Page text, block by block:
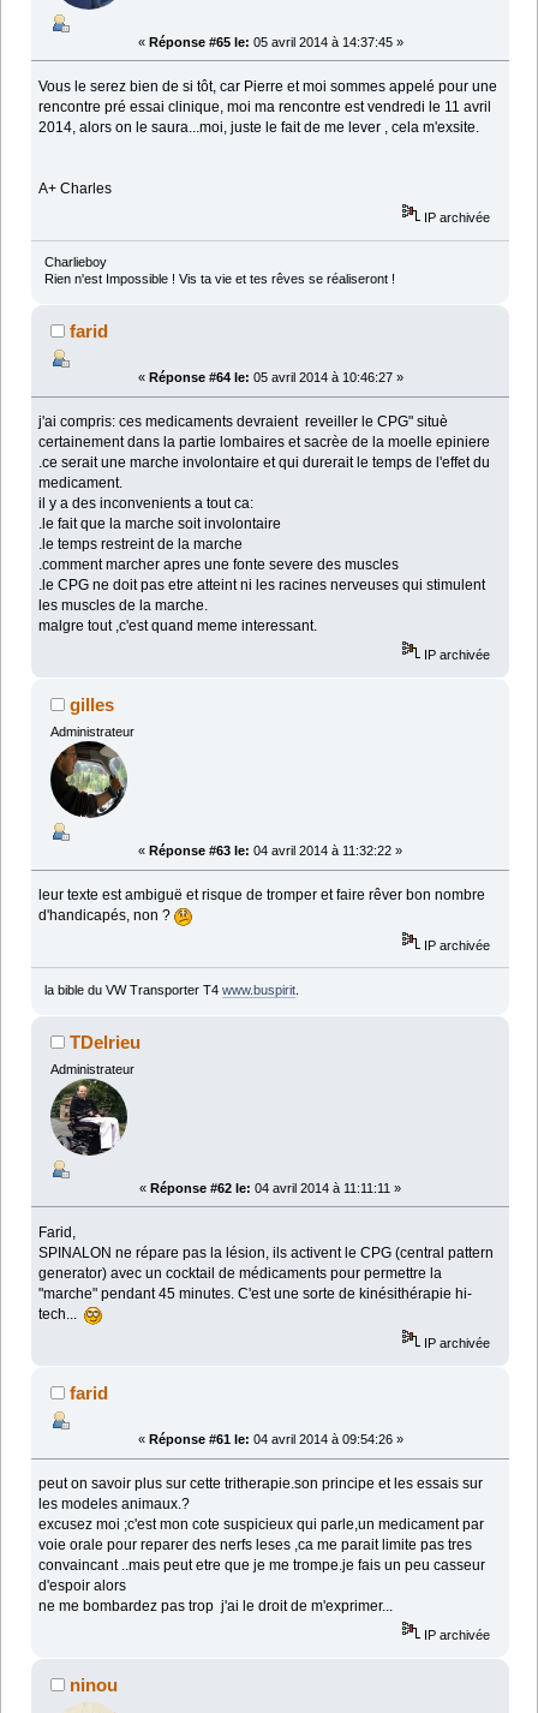
« Réponse #65 le: 05 avril 2014 à 14:37:45 »
Vous le serez bien de si tôt, car Pierre et moi sommes appelé pour une
rencontre pré essai clinique, moi ma rencontre est vendredi le 11 avril
2014, alors on le saura...moi, juste le fait de me lever , cela m'exsite.
A+ Charles
IP archivée
Charlieboy
Rien n'est Impossible ! Vis ta vie et tes rêves se réaliseront !
farid
« Réponse #64 le: 05 avril 2014 à 10:46:27 »
j'ai compris: ces medicaments devraient reveiller le CPG" situè
certainement dans la partie lombaires et sacrèe de la moelle epiniere
.ce serait une marche involontaire et qui durerait le temps de l'effet du
medicament.
il y a des inconvenients a tout ca:
.le fait que la marche soit involontaire
.le temps restreint de la marche
.comment marcher apres une fonte severe des muscles
.le CPG ne doit pas etre atteint ni les racines nerveuses qui stimulent
les muscles de la marche.
malgre tout ,c'est quand meme interessant.
IP archivée
gilles
Administrateur
« Réponse #63 le: 04 avril 2014 à 11:32:22 »
leur texte est ambiguë et risque de tromper et faire rêver bon nombre
d'handicapés, non ?
IP archivée
la bible du VW Transporter T4 www.buspirit.
TDelrieu
Administrateur
« Réponse #62 le: 04 avril 2014 à 11:11:11 »
Farid,
SPINALON ne répare pas la lésion, ils activent le CPG (central pattern
generator) avec un cocktail de médicaments pour permettre la
"marche" pendant 45 minutes. C'est une sorte de kinésithérapie hi-
tech...
IP archivée
farid
« Réponse #61 le: 04 avril 2014 à 09:54:26 »
peut on savoir plus sur cette tritherapie.son principe et les essais sur
les modeles animaux.?
excusez moi ;c'est mon cote suspicieux qui parle,un medicament par
voie orale pour reparer des nerfs leses ,ca me parait limite pas tres
convaincant ..mais peut etre que je me trompe.je fais un peu casseur
d'espoir alors
ne me bombardez pas trop j'ai le droit de m'exprimer...
IP archivée
ninou